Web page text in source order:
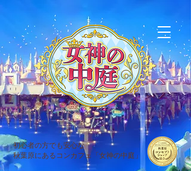
初心者の方でも安心な
秋葉原にあるコンカフェ「女神の中庭」